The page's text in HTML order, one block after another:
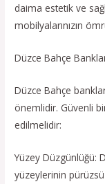
daima estetik ve
mobilyalarınızın
Düzce Bahçe
Düzce Bahçe
önemlidir. Güvenli
edilmelidir:
Yüzey Düzgünlüğü:
yüzeylerinin